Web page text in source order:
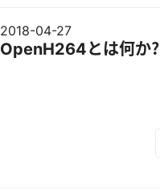
2018-04-27
OpenH264とは何か？